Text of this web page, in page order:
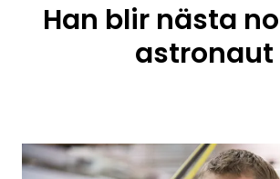
Han blir nästa
astronaut